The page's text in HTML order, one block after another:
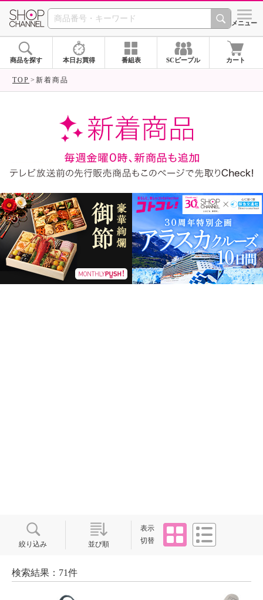
SHOP CHANNEL ショッ
メニュー
商品を探す 本日お買得 番組表 SCピープル カート
TOP 新着商品
絞り込み 並び順
表示
切替
タイル
検索結果：71件